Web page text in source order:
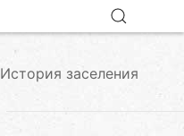
История заселения